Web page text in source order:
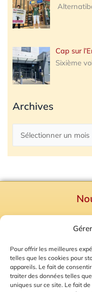
Pour offrir les meilleures
telles que les cookies pour
appareils. Le fait de
traiter des données telles
uniques sur ce site. Le fait
Cap sur
Sixième
Archives
Mentions